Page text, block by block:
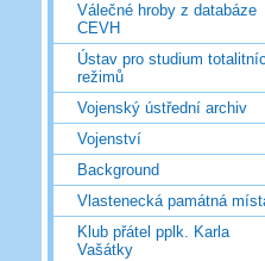
Válečné hroby z databáze
CEVH
Ústav pro studium
režimů
Vojenský ústřední archiv
Vojenství
Background
Vlastenecká památná
Klub přátel pplk. Karla
Vašátky